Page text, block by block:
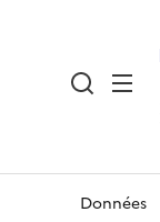
Données